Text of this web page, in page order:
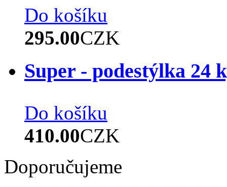
Do košíku
295.00CZK
Super - podestýlka 24
Do košíku
410.00CZK
Doporučujeme